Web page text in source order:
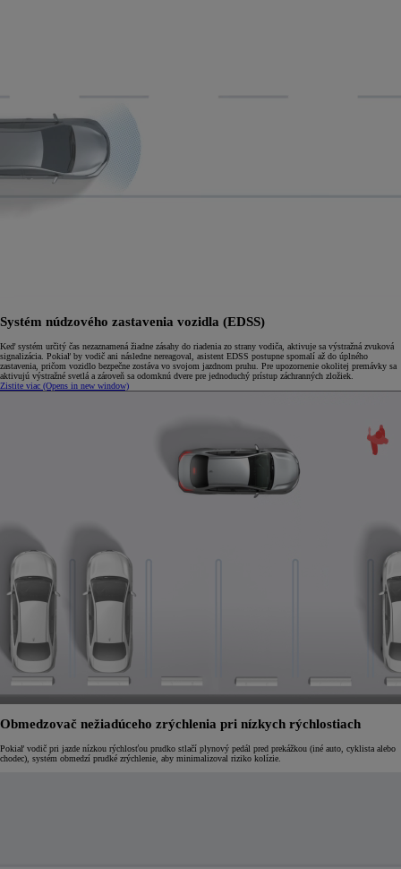
Systém núdzového zastavenia vozidla (EDSS)
Keď systém určitý čas nezaznamená žiadne zásahy do riadenia zo strany vodiča, aktivuje sa výstražná zvuková
signalizácia. Pokiaľ by vodič ani následne nereagoval, asistent EDSS postupne spomalí až do úplného
zastavenia, pričom vozidlo bezpečne zostáva vo svojom jazdnom pruhu. Pre upozornenie okolitej premávky sa
aktivujú výstražné svetlá a zároveň sa odomknú dvere pre jednoduchý prístup záchranných zložiek.
Zistite viac (Opens in new window)
Obmedzovač nežiadúceho zrýchlenia pri nízkych rýchlostiach
Pokiaľ vodič pri jazde nízkou rýchlosťou prudko stlačí plynový pedál pred prekážkou (iné auto, cyklista alebo
chodec), systém obmedzí prudké zrýchlenie, aby minimalizoval riziko kolízie.